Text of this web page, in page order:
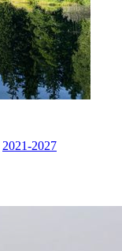
2021-2027